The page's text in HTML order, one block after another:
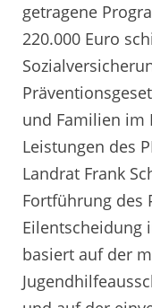
getragene
220.000 Euro
und Familien im
Leistungen des
Landrat Frank
Fortführung des
Eilentscheidung
basiert auf der